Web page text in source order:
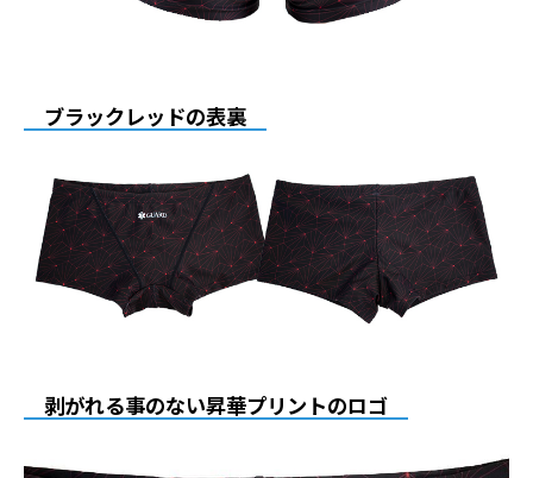
ブラックレッドの表裏
剥がれる事のない昇華プリントのロゴ